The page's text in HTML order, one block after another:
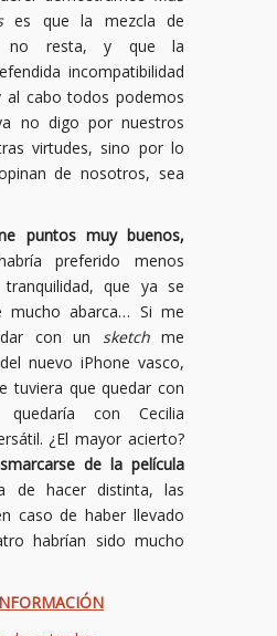
es que la mezcla de
no resta, y que la
incompatibilidad
cabo todos podemos
no digo por nuestros
virtudes, sino por lo
de nosotros, sea
puntos muy buenos,
preferido menos
que ya se
mucho abarca… Si me
con un sketchme
nuevo iPhone vasco,
tuviera que quedar con
con Cecilia
¿El mayor acierto?
de la película
de hacer distinta, las
caso de haber llevado
habrían sido mucho